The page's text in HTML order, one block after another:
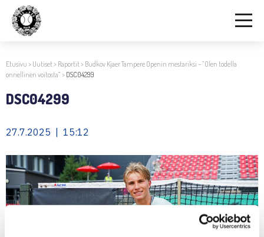
Etusivu > Uutiset> Raportit> Budkov Kjaer Tampere Openin mestariksi – ”Olen todella
onnellinen voitosta” > DSC04299
DSC04299
27.7.2025 | 15:12